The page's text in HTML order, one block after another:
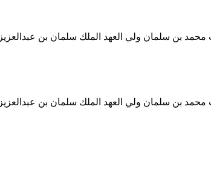
محمد بن سلمان ولي العهد الملك سلمان بن عبدالعزيز
محمد بن سلمان ولي العهد الملك سلمان بن عبدالعزيز